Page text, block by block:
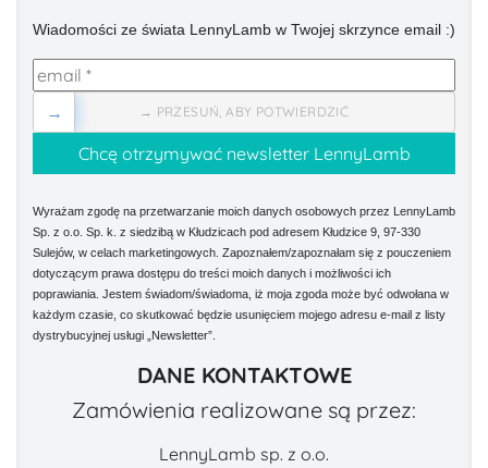
Wiadomości ze świata LennyLamb w Twojej skrzynce email :)
→ PRZESUŃ, ABY POTWIERDZIĆ
→
Wyrażam zgodę na przetwarzanie moich danych osobowych przez LennyLamb
Sp. z o.o. Sp. k. z siedzibą w Kłudzicach pod adresem Kłudzice 9, 97-330
Sulejów, w celach marketingowych. Zapoznałem/zapoznałam się z pouczeniem
dotyczącym prawa dostępu do treści moich danych i możliwości ich
poprawiania. Jestem świadom/świadoma, iż moja zgoda może być odwołana w
każdym czasie, co skutkować będzie usunięciem mojego adresu e-mail z listy
dystrybucyjnej usługi „Newsletter”.
DANE KONTAKTOWE
Zamówienia realizowane są przez:
LennyLamb sp. z o.o.